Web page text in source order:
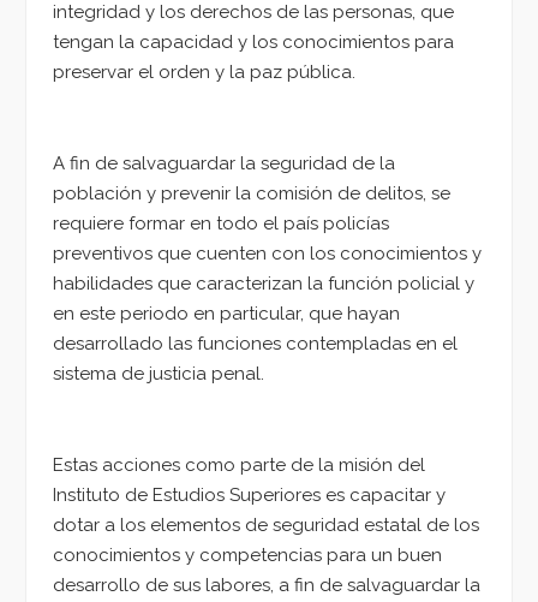
integridad y los derechos de las personas, que
tengan la capacidad y los conocimientos para
preservar el orden y la paz pública.
A fin de salvaguardar la seguridad de la
población y prevenir la comisión de delitos, se
requiere formar en todo el país policías
preventivos que cuenten con los conocimientos y
habilidades que caracterizan la función policial y
en este periodo en particular, que hayan
desarrollado las funciones contempladas en el
sistema de justicia penal.
Estas acciones como parte de la misión del
Instituto de Estudios Superiores es capacitar y
dotar a los elementos de seguridad estatal de los
conocimientos y competencias para un buen
desarrollo de sus labores, a fin de salvaguardar la